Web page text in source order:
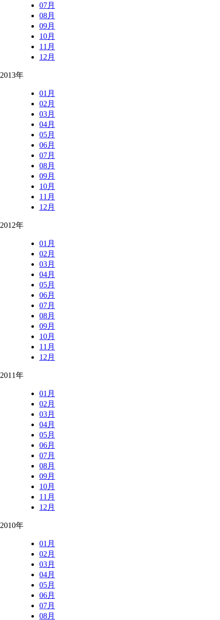
07月
08月
09月
10月
11月
12月
2013年
01月
02月
03月
04月
05月
06月
07月
08月
09月
10月
11月
12月
2012年
01月
02月
03月
04月
05月
06月
07月
08月
09月
10月
11月
12月
2011年
01月
02月
03月
04月
05月
06月
07月
08月
09月
10月
11月
12月
2010年
01月
02月
03月
04月
05月
06月
07月
08月